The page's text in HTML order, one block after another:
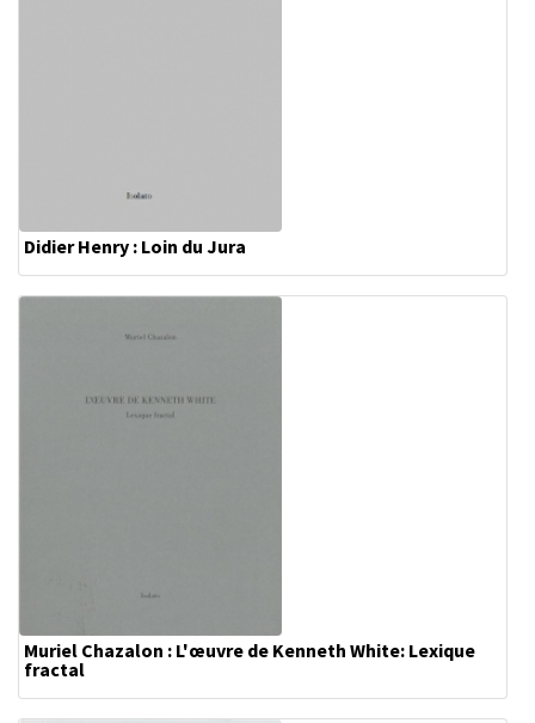
Didier Henry : Loin du Jura
Muriel Chazalon : L'œuvre de Kenneth White: Lexique
fractal